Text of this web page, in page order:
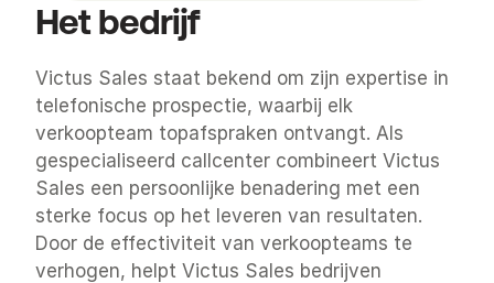
Het bedrijf
Victus Sales staat bekend om zijn expertise in
telefonische prospectie, waarbij elk
verkoopteam topafspraken ontvangt. Als
gespecialiseerd callcenter combineert Victus
Sales een persoonlijke benadering met een
sterke focus op het leveren van resultaten.
Door de effectiviteit van verkoopteams te
verhogen, helpt Victus Sales bedrijven